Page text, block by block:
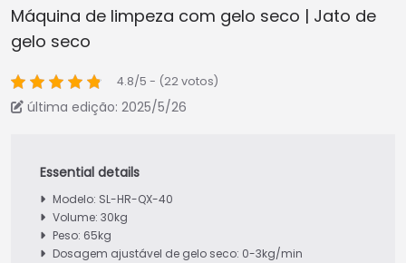
Máquina de limpeza com gelo seco | Jato de
gelo seco
4.8/5 - (22 votos)
última edição: 2025/5/26
Modelo: SL-HR-QX-40
Volume: 30kg
Peso: 65kg
Dosagem ajustável de gelo seco: 0-3kg/min